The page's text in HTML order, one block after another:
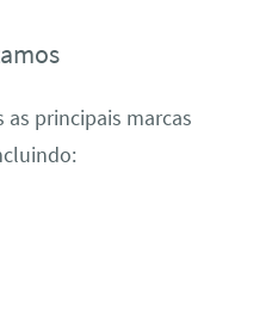
principais marcas